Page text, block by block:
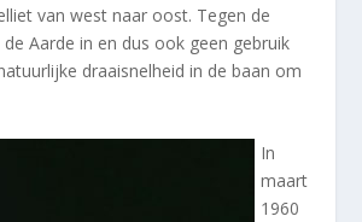
van west naar oost. Tegen de
Aarde in en dus ook geen gebruik
draaisnelheid in de baan om
In
maart
1960